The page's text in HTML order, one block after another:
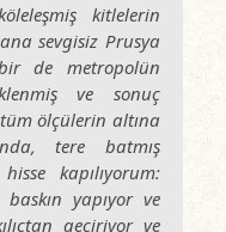
kitlelerin
sevgisiz Prusya
de metropolün
ve sonuç
ölçülerin altına
tere batmış
kapılıyorum:
yapıyor ve
geçiriyor ve